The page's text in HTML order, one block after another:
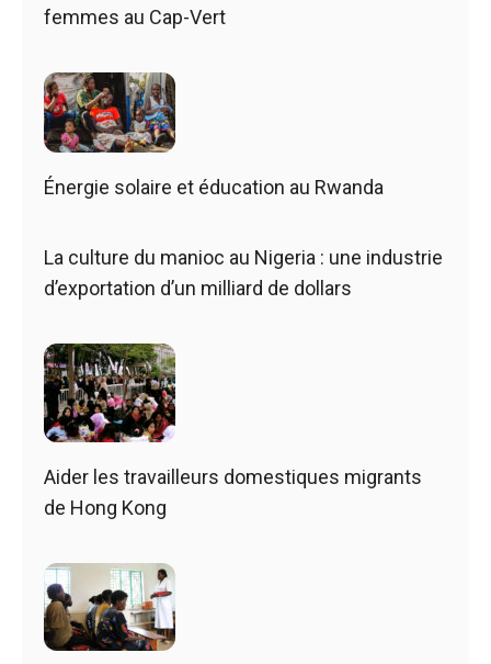
femmes au Cap-Vert
Énergie solaire et éducation au Rwanda
La culture du manioc au Nigeria : une industrie
d’exportation d’un milliard de dollars
Aider les travailleurs domestiques migrants
de Hong Kong